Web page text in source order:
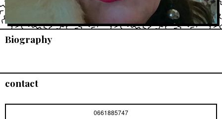
Biography
contact
0661885747